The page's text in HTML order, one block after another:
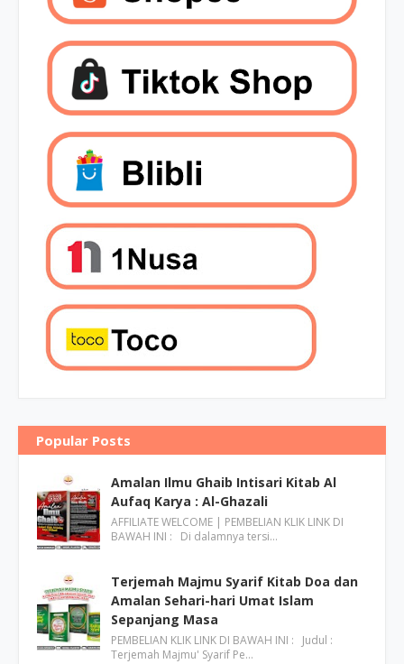
Popular Posts
Amalan Ilmu Ghaib Intisari Kitab Al
Aufaq Karya : Al-Ghazali
AFFILIATE WELCOME | PEMBELIAN KLIK LINK DI
BAWAH INI : Di dalamnya tersi…
Terjemah Majmu Syarif Kitab Doa dan
Amalan Sehari-hari Umat Islam
Sepanjang Masa
PEMBELIAN KLIK LINK DI BAWAH INI : Judul :
Terjemah Majmu' Syarif Pe…